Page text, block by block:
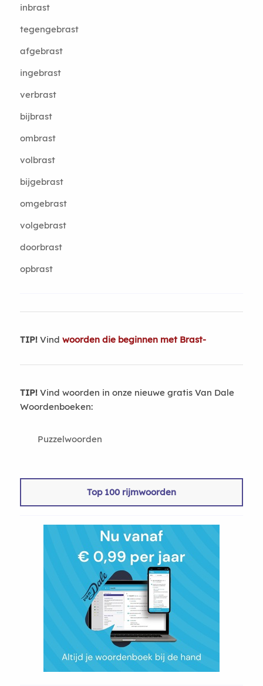
inbrast
tegengebrast
afgebrast
ingebrast
verbrast
bijbrast
ombrast
volbrast
bijgebrast
omgebrast
volgebrast
doorbrast
opbrast
TIP!Vind woorden die beginnen met Brast-
TIP!Vind woorden in onze nieuwe gratis Van Dale
Woordenboeken:
Puzzelwoorden
Top 100 rijmwoorden